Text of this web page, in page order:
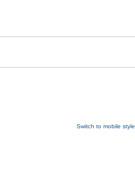
Switch to mobile style